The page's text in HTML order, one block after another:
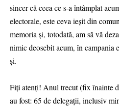
sincer că ceea ce s-a întâmplat
electorale, este ceva ieșit din
memoria și, totodată, am să vă
nimic deosebit acum, în campania
și.
Fiți atenți! Anul trecut (fix înainte
au fost: 65 de delegații, inclusiv